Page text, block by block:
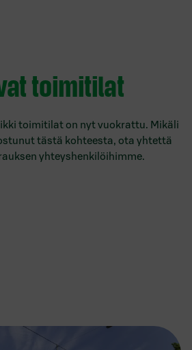
toimitilat
toimitilat on nyt vuokrattu. Mikäli
tästä kohteesta, ota yhtettä
yhteyshenkilöihimme.